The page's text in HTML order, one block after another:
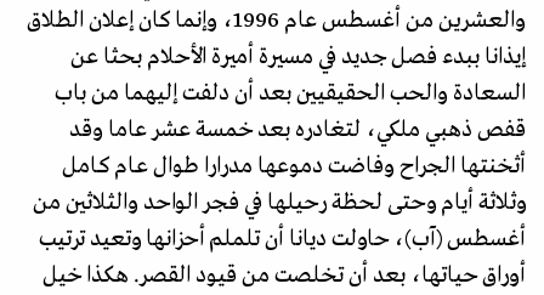
والعشرين من أغسطس عام 1996، وإنما كان إعلان الطلاق
إيذانا ببدء فصل جديد في مسيرة أميرة الأحلام بحثا عن
السعادة والحب الحقيقيين بعد أن دلفت إليهما من باب
قفص ذهبي ملكي، لتغادره بعد خمسة عشر عاما وقد
أثخنتها الجراح وفاضت دموعها مدرارا طوال عـام كـامل
وثلاثة أيام وحتى لحظة رحيلها في فجر الواحد والثلاثين من
أغسطس (آب)، حاولت ديانا أن تلملم أحزانها وتعيد ترتيب
أوراق حياتها، بعد أن تخلصت من قيود القصر. هكذا خيل